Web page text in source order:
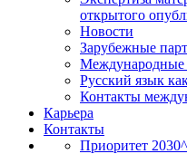
открытого
Новости
Зарубежные
Международные
Русский язык
Контакты
Карьера
Контакты
Приоритет 2030^